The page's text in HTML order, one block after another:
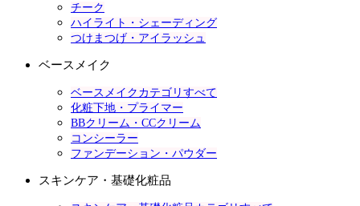
チーク
ハイライト・シェーディング
つけまつげ・アイラッシュ
ベースメイク
ベースメイクカテゴリすべて
化粧下地・プライマー
BBクリーム・CCクリーム
コンシーラー
ファンデーション・パウダー
スキンケア・基礎化粧品